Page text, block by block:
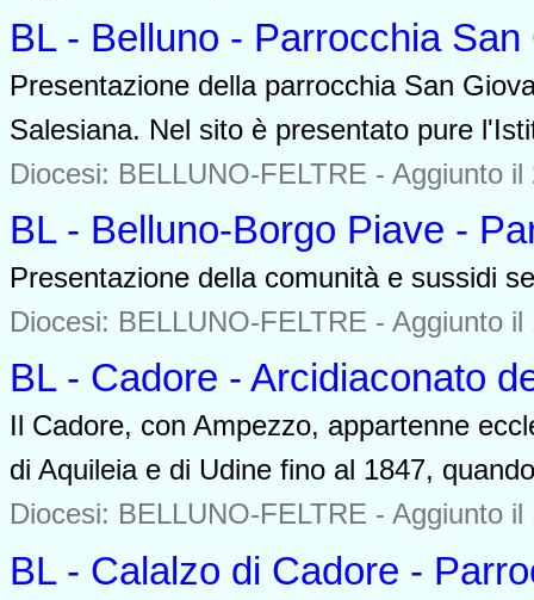
BL - Belluno - Parrocchia
Presentazione della parrocchia San
Salesiana. Nel sito è presentato pure
Diocesi: BELLUNO-FELTRE - Aggiunto il
BL - Belluno-Borgo Piave -
Presentazione della comunità e sussidi
Diocesi: BELLUNO-FELTRE - Aggiunto il
BL - Cadore - Arcidiaconato
Il Cadore, con Ampezzo, appartenne
di Aquileia e di Udine fino al 1847,
Diocesi: BELLUNO-FELTRE - Aggiunto il
BL - Calalzo di Cadore -